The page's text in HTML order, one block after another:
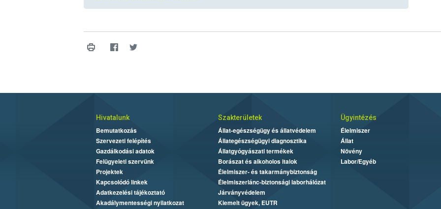
Hivatalunk
Bemutatkozás
Szervezeti felépítés
Gazdálkodási adatok
Felügyeleti szervünk
Projektek
Kapcsolódó linkek
Adatkezelési tájékoztató
Akadálymentességi nyilatkozat
Szakterületek
Állat-egészségügy és állatvédelem
Állategészségügyi diagnosztika
Állatgyógyászati termékek
Borászat és alkoholos italok
Élelmiszer- és takarmánybiztonság
Élelmiszerlánc-biztonsági laborhálózat
Járványvédelem
Kiemelt ügyek, EUTR
Ügyintézés
Élelmiszer
Állat
Növény
Labor/Egyéb